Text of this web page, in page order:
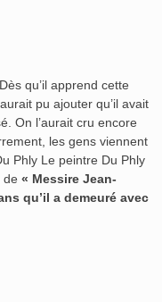
qu’il apprend cette
pu ajouter qu’il avait
On l’aurait cru encore
les gens viennent
Le peintre Du Phly
de « Messire Jean-
qu’il a demeuré avec